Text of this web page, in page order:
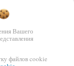
официально
авторизованных
и
Вашего
файлов cookie